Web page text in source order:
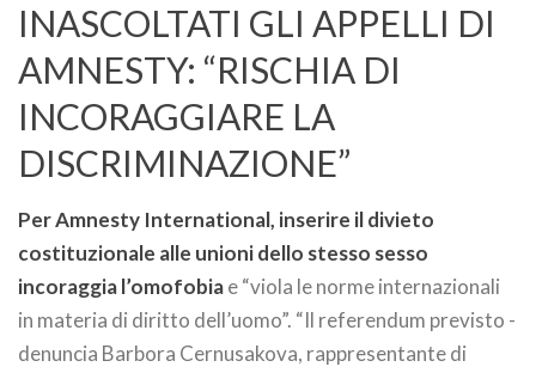
INASCOLTATI GLI APPELLI DI
AMNESTY: “RISCHIA DI
INCORAGGIARE LA
DISCRIMINAZIONE”
Per Amnesty International, inserire il divieto
costituzionale alle unioni dello stesso sesso
incoraggia l’omofobiae “viola le norme internazionali
in materia di diritto dell’uomo”. “Il referendum previsto -
denuncia Barbora Cernusakova, rappresentante di